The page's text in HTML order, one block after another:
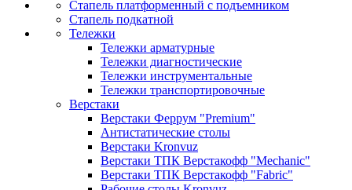
Стапель платформенный с подъемником
Стапель подкатной
Тележки
Тележки арматурные
Тележки диагностические
Тележки инструментальные
Тележки транспортировочные
Верстаки
Верстаки Феррум "Premium"
Антистатические столы
Верстаки Kronvuz
Верстаки ТПК Верстакофф "Mechanic"
Верстаки ТПК Верстакофф "Fabric"